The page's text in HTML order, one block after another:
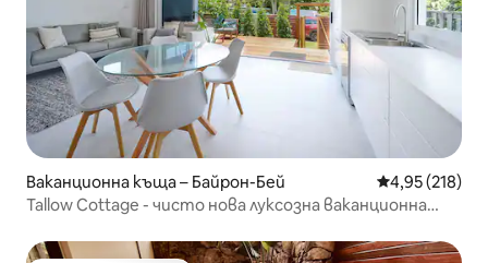
Ваканционна къща – Байрон-Бей Средна
4,95 (218)
Tallow Cottage - чисто нова луксозна ваканционна